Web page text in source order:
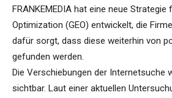
FRANKEMEDIA hat eine neue Strategie
Optimization (GEO) entwickelt, die
dafür sorgt, dass diese weiterhin von
gefunden werden.
Die Verschiebungen der Internetsuche
sichtbar. Laut einer aktuellen